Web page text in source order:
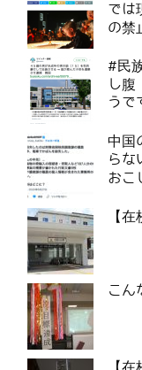
では
の禁
#民
し腹
うで
中国
らな
おこ
【
こん
【